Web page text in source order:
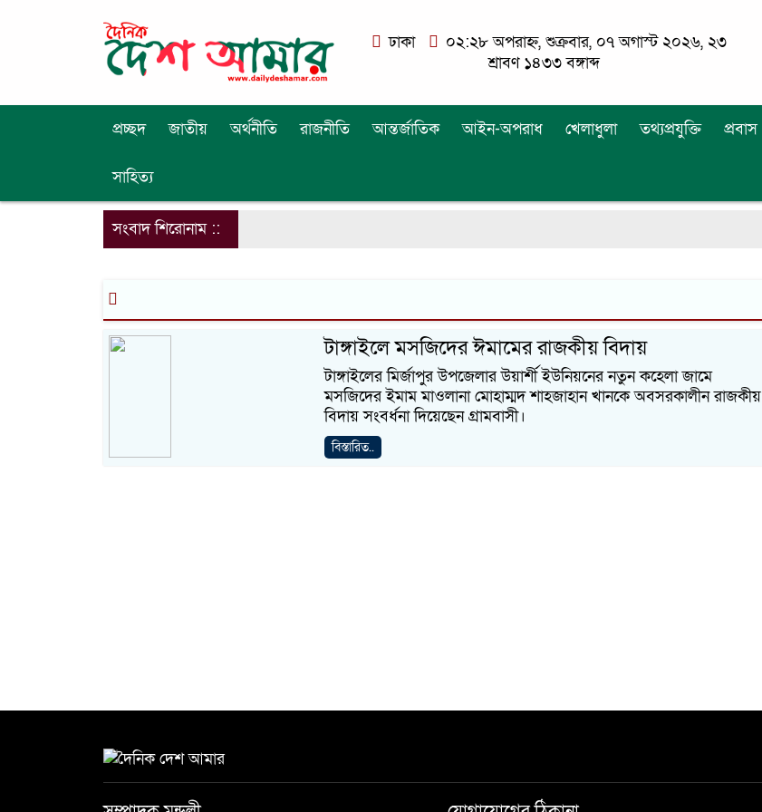
ঢাকা
০২:২৮ অপরাহ্ন, শুক্রবার, ০৭ অগাস্ট ২০২৬, ২৩
শ্রাবণ ১৪৩৩ বঙ্গাব্দ
প্রচ্ছদ জাতীয় অর্থনীতি রাজনীতি আন্তর্জাতিক আইন-অপরাধ খেলাধুলা তথ্যপ্রযুক্তি প্রবাস
সাহিত্য
সংবাদ শিরোনাম ::
টাঙ্গাইলে মসজিদের ঈমামের রাজকীয় বিদায়
টাঙ্গাইলের মির্জাপুর উপজেলার উয়ার্শী ইউনিয়নের নতুন কহেলা জামে
মসজিদের ইমাম মাওলানা মোহাম্মদ শাহজাহান খানকে অবসরকালীন রাজকীয়
বিদায় সংবর্ধনা দিয়েছেন গ্রামবাসী।
বিস্তারিত..